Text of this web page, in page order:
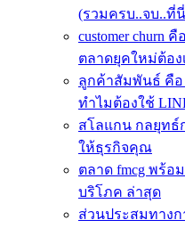
(รวมครบ..จบ..ที่
customer churn
ตลาดยุคใหม่ต้อง
ลูกค้าสัมพันธ์ คือ
ทำไมต้องใช้
สโลแกน กลยุทธ์
ให้ธุรกิจคุณ
ตลาด fmcg พร้อ
บริโภค ล่าสุด
ส่วนประสมทาง